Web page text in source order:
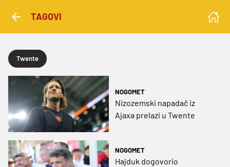
TAGOVI
Twente
NOGOMET
Nizozemski napadač iz
Ajaxa prelazi u Twente
NOGOMET
Hajduk dogovorio